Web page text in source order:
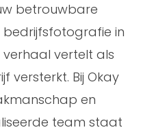
betrouwbare
in
vertelt als
versterkt. Bij Okay
en
team staat